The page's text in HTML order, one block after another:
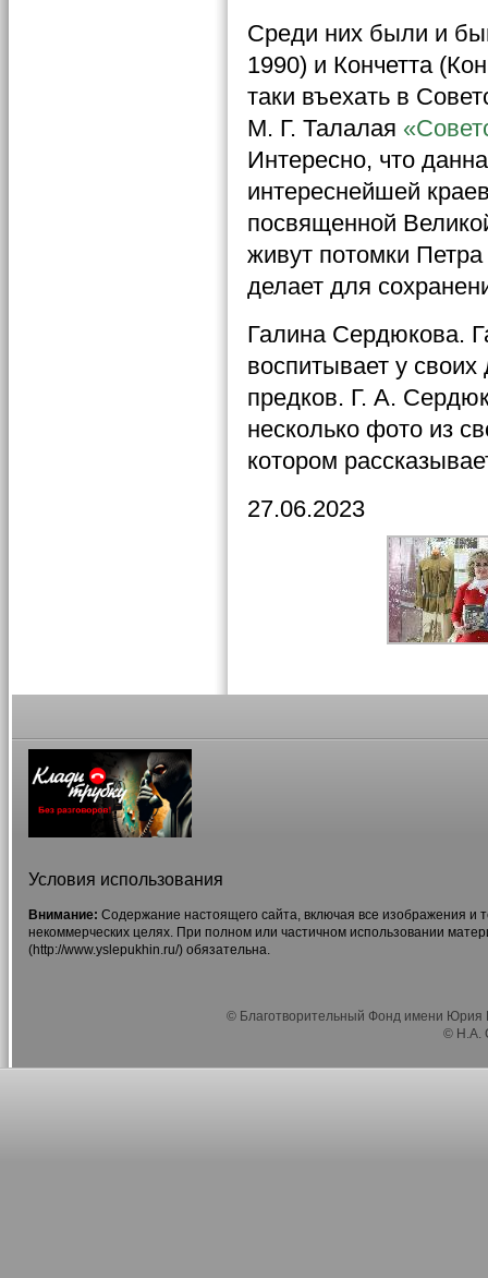
Среди них были и
1990) и Кончетта
таки въехать в
М. Г. Талалая
Интересно, что
интереснейшей
посвященной
живут потомки
делает для
Галина Сердюкова.
воспитывает у
предков. Г. А.
несколько фото из
котором
27.06.2023
Условия использования
Внимание: Содержание настоящего сайта, включая все изображения и
некоммерческих целях. При полном или частичном использовании
(http://www.yslepukhin.ru/) обязательна.
© Благотворительный Фонд имени Юрия
© Н.А.